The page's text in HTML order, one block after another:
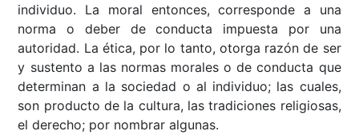
individuo. La moral entonces, corresponde a una
norma o deber de conducta impuesta por una
autoridad. La ética, por lo tanto, otorga razón de ser
y sustento a las normas morales o de conducta que
determinan a la sociedad o al individuo; las cuales,
son producto de la cultura, las tradiciones religiosas,
el derecho; por nombrar algunas.